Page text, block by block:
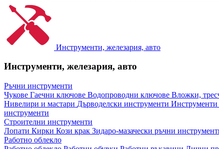
Инструменти, железария, авто
Инструменти, железария, авто
Ръчни инструменти
Чукове Гаечни ключове Водопроводни ключове Вложки,
Нивелири и мастари Дърводелски инструменти Инструменти
инструменти
Строителни инструменти
Лопати Кирки Кози крак Зидаро-мазачески ръчни
Работно облекло